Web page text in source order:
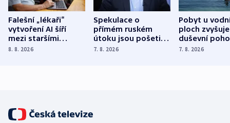
Falešní „lékaři“
vytvoření AI šíří
mezi staršími
Poláky nebezpečné
8. 8. 2026
Spekulace o
přímém ruském
útoku jsou pošetilé,
míní estonský
7. 8. 2026
Pobyt u
ploch zvyšuje
duševní
ukázala
7. 8. 2026